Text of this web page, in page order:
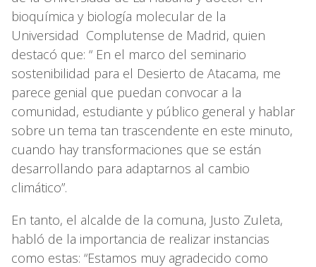
bioquímica y biología molecular de la
Universidad Complutense de Madrid, quien
destacó que: “ En el marco del seminario
sostenibilidad para el Desierto de Atacama, me
parece genial que puedan convocar a la
comunidad, estudiante y público general y hablar
sobre un tema tan trascendente en este minuto,
cuando hay transformaciones que se están
desarrollando para adaptarnos al cambio
climático”.
En tanto, el alcalde de la comuna, Justo Zuleta,
habló de la importancia de realizar instancias
como estas: “Estamos muy agradecido como